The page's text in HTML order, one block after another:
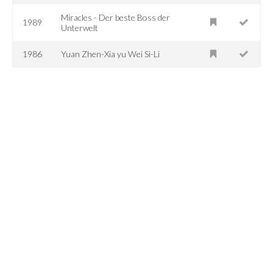
1989
Miracles - Der beste Boss der
Unterwelt
1986 Yuan Zhen-Xia yu Wei Si-Li